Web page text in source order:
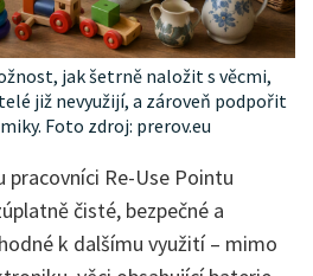
jak šetrně naložit s věcmi,
již nevyužijí, a zároveň podpořit
Foto zdroj: prerov.eu
pracovníci Re-Use Pointu
čisté, bezpečné a
k dalšímu využití – mimo